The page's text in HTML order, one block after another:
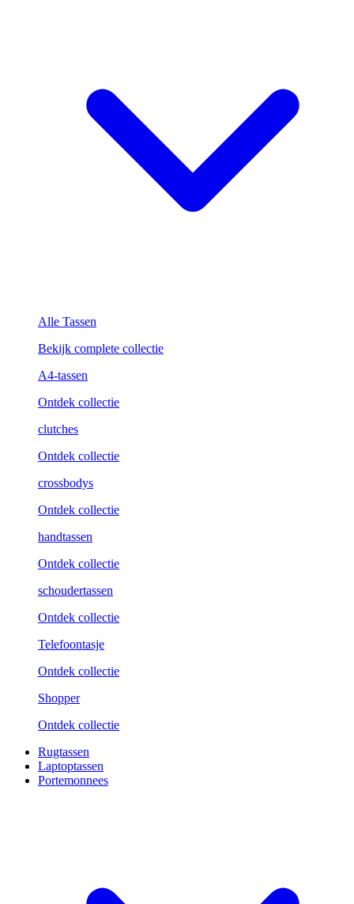
Alle Tassen
Bekijk complete collectie
A4-tassen
Ontdek collectie
clutches
Ontdek collectie
crossbodys
Ontdek collectie
handtassen
Ontdek collectie
schoudertassen
Ontdek collectie
Telefoontasje
Ontdek collectie
Shopper
Ontdek collectie
Rugtassen
Laptoptassen
Portemonnees